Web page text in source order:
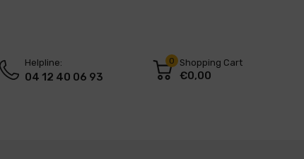
Helpline:
04 12 40 06 93
0 Shopping Cart
€0,00